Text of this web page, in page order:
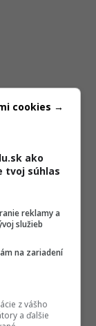
ako
tvoj súhlas
reklamy a
služieb
na zariadení
z vášho
a ďalšie
cookies →